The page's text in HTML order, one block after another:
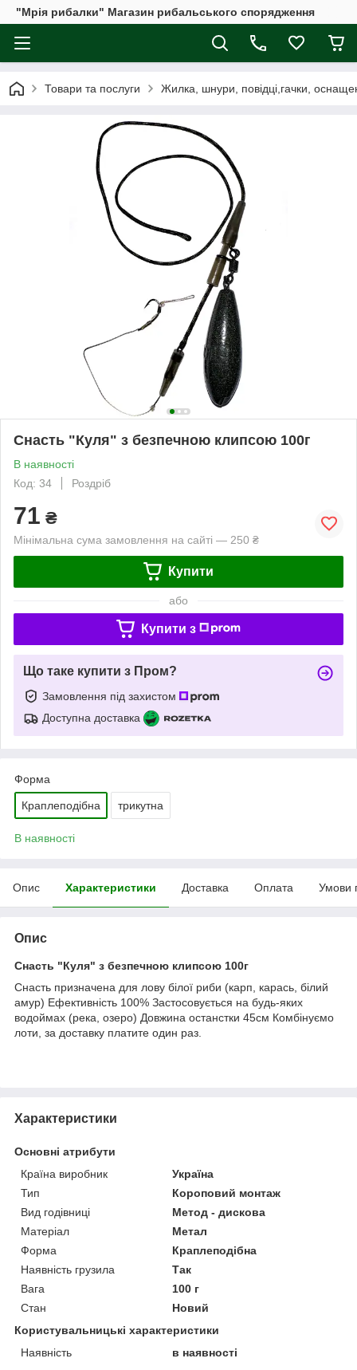
"Мрія рибалки" Магазин рибальського спорядження
Товари та послуги Жилка, шнури, повідці,гачки,
Снасть "Куля" з безпечною клипсою 100г
В наявності
Код: 34
Роздріб
71 ₴
Мінімальна сума замовлення на сайті — 250 ₴
Купити
або
Купити з
Що таке купити з Пром?
Замовлення під захистом
Доступна доставка
Форма
Краплеподібна трикутна
В наявності
Опис Характеристики Доставка Оплата Умови
Опис
Снасть "Куля" з безпечною клипсою 100г
Снасть призначена для лову білої риби (карп, карась, білий
амур) Ефективність 100% Застосовується на будь-яких
водоймах (река, озеро) Довжина останстки 45см Комбінуємо
лоти, за доставку платите один раз.
Характеристики
Основні атрибути
Країна виробник
Україна
Тип
Короповий монтаж
Вид годівниці
Метод - дискова
Матеріал
Метал
Форма
Краплеподібна
Наявність грузила
Так
Вага
100 г
Стан
Новий
Користувальницькі характеристики
Наявність
в наявності